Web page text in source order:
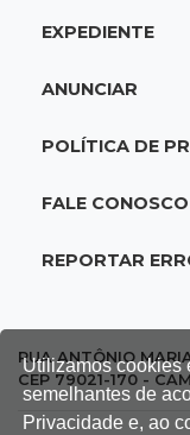
Utilizamos cookies
semelhantes de
Privacidade e, ao
18:33Em 2022
adolescente
18:15 Nubank
Palmeiras e
1% da
17:32 Arena
EXPEDIENTE
ANUNCIAR
POLÍTICA DE
FALE CONOSCO
REPORTAR
RUA ANTÔNIO
CEP 79021-170 -